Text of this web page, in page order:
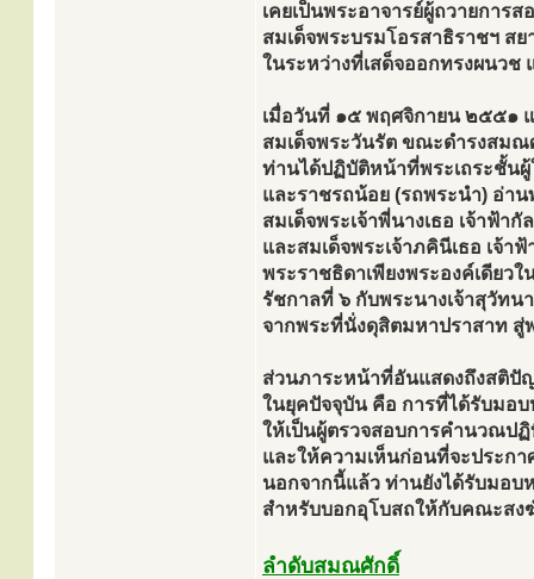
เคยเป็นพระอาจารย์ผู้ถวายการ
สมเด็จพระบรมโอรสาธิราชฯ ส
ในระหว่างที่เสด็จออกทรงผนวช
เมื่อวันที่ ๑๕ พฤศจิกายน ๒๕๕๑
สมเด็จพระวันรัต ขณะดำรงสม
ท่านได้ปฏิบัติหน้าที่พระเถระชั้น
และราชรถน้อย (รถพระนำ) อ่า
สมเด็จพระเจ้าพี่นางเธอ เจ้าฟ้
และสมเด็จพระเจ้าภคินีเธอ เจ้
พระราชธิดาเพียงพระองค์เดียว
รัชกาลที่ ๖ กับพระนางเจ้าสุวัทน
จากพระที่นั่งดุสิตมหาปราสาท
ส่วนภาระหน้าที่อันแสดงถึงสติปั
ในยุคปัจจุบัน คือ การที่ได้รับมอ
ให้เป็นผู้ตรวจสอบการคำนวณป
และให้ความเห็นก่อนที่จะประกา
นอกจากนี้แล้ว ท่านยังได้รับมอ
สำหรับบอกอุโบสถให้กับคณะส
ลำดับสมณศักดิ์